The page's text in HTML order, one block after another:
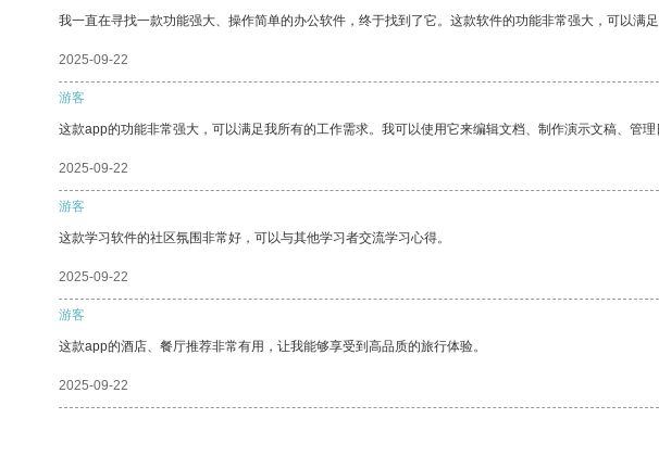
我一直在寻找一款功能强大、操作简单的办公软件，终于找到了它。这款软件的功能非常强大，可以满
2025-09-22
游客
这款app的功能非常强大，可以满足我所有的工作需求。我可以使用它来编辑文档、制作演示文稿、管理
2025-09-22
游客
这款学习软件的社区氛围非常好，可以与其他学习者交流学习心得。
2025-09-22
游客
这款app的酒店、餐厅推荐非常有用，让我能够享受到高品质的旅行体验。
2025-09-22